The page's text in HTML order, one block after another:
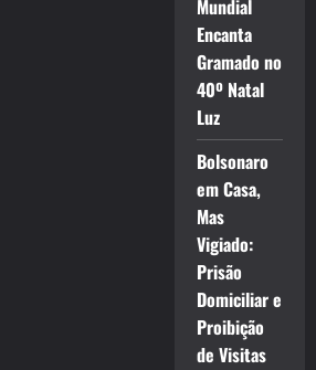
Mundial
Encanta
Gramado no
40º Natal
Luz
Bolsonaro
em Casa,
Mas
Vigiado:
Prisão
Domiciliar e
Proibição
de Visitas